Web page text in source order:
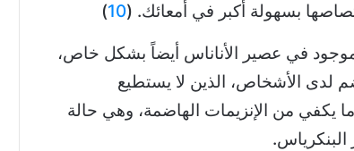
بسهولة أكبر في أمعائك. (10
)
في عصير الأناناس أيضاً بشكل خاص،
لدى الأشخاص، الذين لا يستطيع
ما يكفي من الإنزيمات الهاضمة، وهي حالة